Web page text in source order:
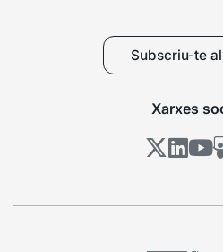
Subscriu-te
Xarxes